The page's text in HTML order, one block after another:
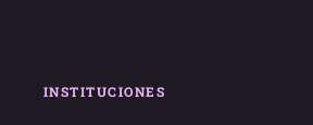
INSTITUCIONES